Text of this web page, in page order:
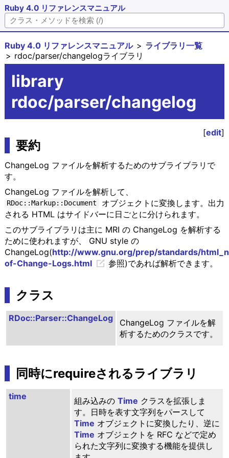
Ruby 4.0 リファレンスマニュアル
Ruby 4.0 リファレンスマニュアル
ライブラリ一覧
rdoc/parser/changelogライブラリ
library
rdoc/parser/changelog
[edit]
要約
ChangeLog ファイルを解析するためのサブライブラリで
す。
ChangeLog ファイルを解析して、
RDoc::Markup::Document
オブジェクトに変換します。出力
される HTML はサイドバーに日ごとに分けられます。
このサブライブラリは主に MRI の ChangeLog を解析する
ために使われますが、 GNU style の
ChangeLog(http://www.gnu.org/prep/standards/
of-Change-Logs.html
参照)であれば解析できます。
クラス
RDoc::Parser::ChangeLog
ChangeLog ファイルを解
析するためのクラスです。
同時にrequireされるライブラリ
time 組み込みの Time クラスを拡張しま
す。日時を表す文字列をパースして
Time オブジェクトに変換したり、逆に
Time オブジェクトを RFC などで定め
られた文字列に変換する機能を提供し